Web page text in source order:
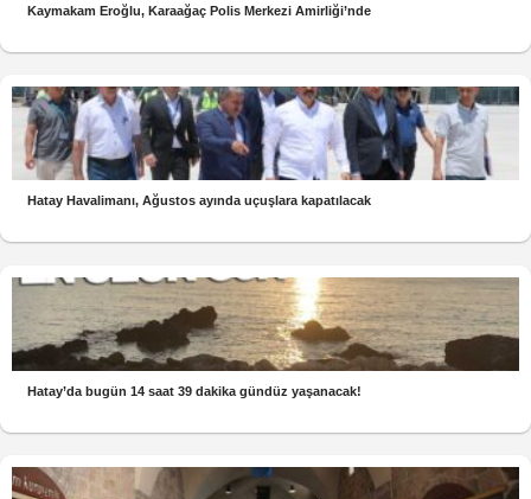
Kaymakam Eroğlu, Karaağaç Polis Merkezi Amirliği’nde
Hatay Havalimanı, Ağustos ayında uçuşlara kapatılacak
Hatay’da bugün 14 saat 39 dakika gündüz yaşanacak!